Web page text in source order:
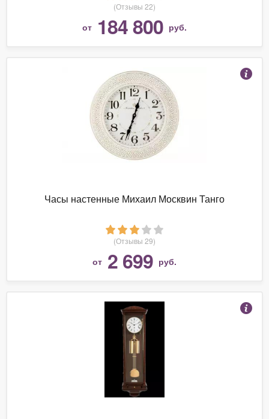
(Отзывы 22)
от 184 800 руб.
Часы настенные Михаил Москвин Танго
(Отзывы 29)
от 2 699 руб.